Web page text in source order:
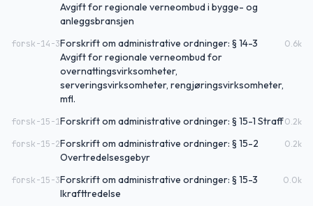
Avgift for regionale verneombud i bygge- og
anleggsbransjen
forsk-14-3Forskrift om administrative ordninger: § 14-3
Avgift for regionale verneombud for
overnattingsvirksomheter,
serveringsvirksomheter, rengjøringsvirksomheter,
mfl.
0.6k
forsk-15-1Forskrift om administrative ordninger: § 15-1 Straff0.2k
forsk-15-2Forskrift om administrative ordninger: § 15-2
Overtredelsesgebyr
0.2k
forsk-15-3Forskrift om administrative ordninger: § 15-3
Ikrafttredelse
0.0k